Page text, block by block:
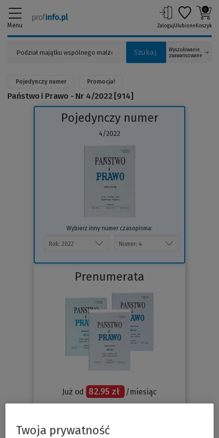
Menu
Szukaj
Wyszukiwanie
zaawansowane
ZalogujUlubione
0
Koszyk
Pojedynczy numer Promocja!
Państwo i Prawo - Nr 4/2022 [914]
Pojedynczy numer
4/2022
Wybierz inny numer czasopisma:
Prenumerata
Już od 82.95 zł /miesiąc
Twoja prywatność